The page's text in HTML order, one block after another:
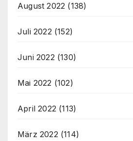
August 2022 (138)
Juli 2022 (152)
Juni 2022 (130)
Mai 2022 (102)
April 2022 (113)
März 2022 (114)